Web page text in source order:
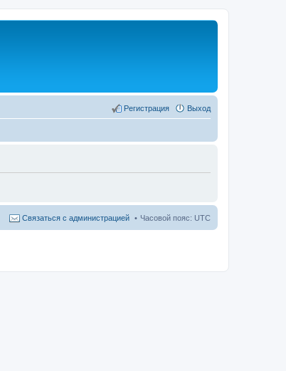
Выход
Регистрация
Часовой пояс: UTC
Связаться с администрацией